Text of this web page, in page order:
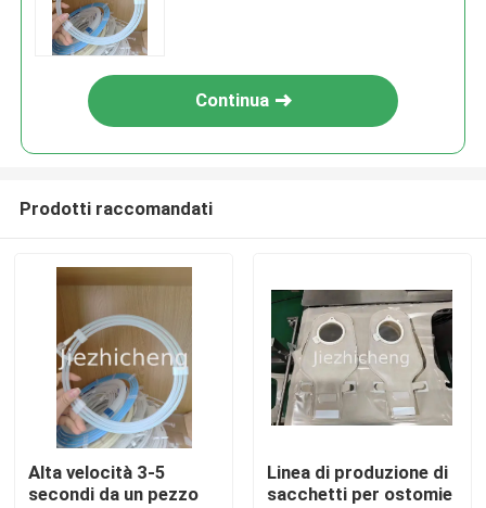
Continua
Prodotti raccomandati
Alta velocità 3-5
secondi da un pezzo
Linea di produzione di
sacchetti per ostomie